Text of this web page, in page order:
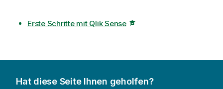
Erste Schritte mit Qlik Sense
Hat diese Seite Ihnen geholfen?